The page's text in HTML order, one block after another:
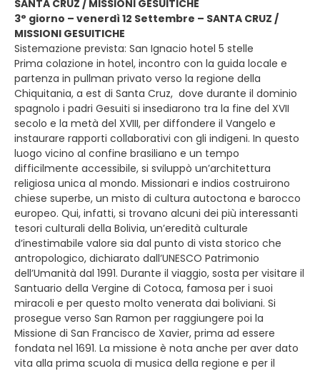
SANTA CRUZ / MISSIONI GESUITICHE
3° giorno – venerdì 12 Settembre – SANTA CRUZ /
MISSIONI GESUITICHE
Sistemazione prevista: San Ignacio hotel 5 stelle
Prima colazione in hotel, incontro con la guida locale e
partenza in pullman privato verso la regione della
Chiquitania, a est di Santa Cruz, dove durante il dominio
spagnolo i padri Gesuiti si insediarono tra la fine del XVII
secolo e la metà del XVIII, per diffondere il Vangelo e
instaurare rapporti collaborativi con gli indigeni. In questo
luogo vicino al confine brasiliano e un tempo
difficilmente accessibile, si sviluppò un’architettura
religiosa unica al mondo. Missionari e indios costruirono
chiese superbe, un misto di cultura autoctona e barocco
europeo. Qui, infatti, si trovano alcuni dei più interessanti
tesori culturali della Bolivia, un’eredità culturale
d’inestimabile valore sia dal punto di vista storico che
antropologico, dichiarato dall’UNESCO Patrimonio
dell’Umanità dal 1991. Durante il viaggio, sosta per visitare il
Santuario della Vergine di Cotoca, famosa per i suoi
miracoli e per questo molto venerata dai boliviani. Si
prosegue verso San Ramon per raggiungere poi la
Missione di San Francisco de Xavier, prima ad essere
fondata nel 1691. La missione è nota anche per aver dato
vita alla prima scuola di musica della regione e per il